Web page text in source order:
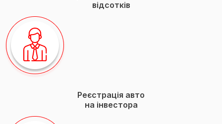
відсотків
Реєстрація авто
на інвестора